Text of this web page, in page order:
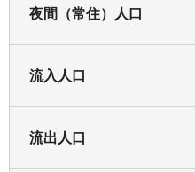
夜間（常住）人口
流入人口
流出人口